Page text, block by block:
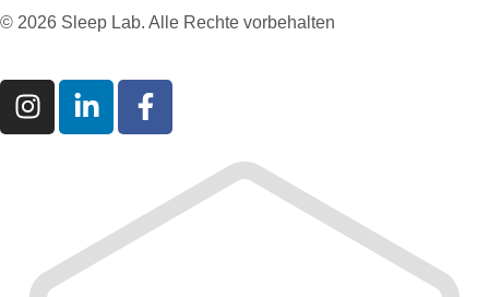
© 2026 Sleep Lab. Alle Rechte vorbehalten